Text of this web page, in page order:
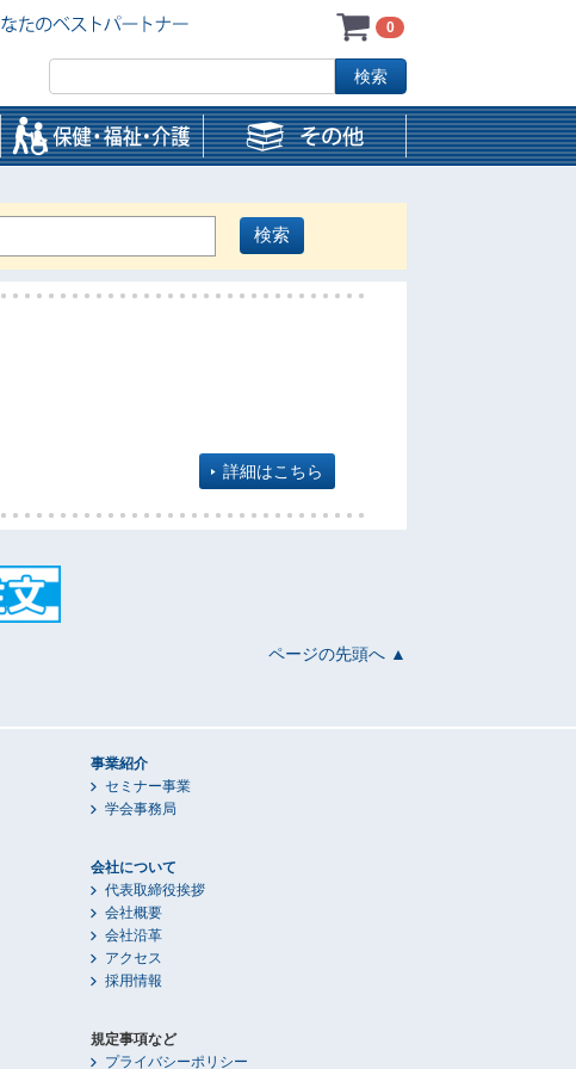
0
詳細はこちら
ページの先頭へ ▲
事業紹介
セミナー事業
学会事務局
会社について
代表取締役挨拶
会社概要
会社沿革
アクセス
採用情報
規定事項など
プライバシーポリシー